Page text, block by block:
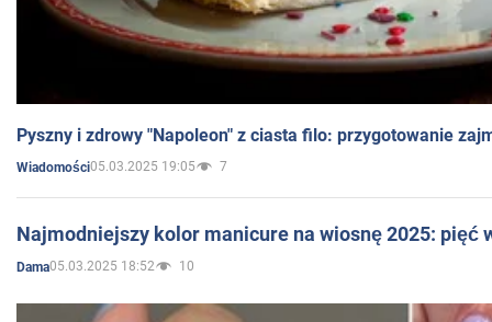
Pyszny i zdrowy "Napoleon" z ciasta filo: przygotowanie
Wiadomości05.03.2025 19:05 7
Najmodniejszy kolor manicure na wiosnę 2025: pięć
Dama05.03.2025 18:52 10